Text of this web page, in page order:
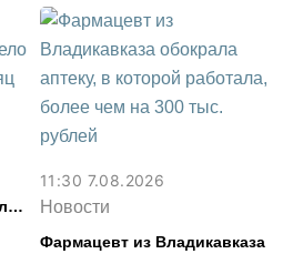
смыслов»
11:30 7.08.2026
Новости
Фармацевт из Владикавказа